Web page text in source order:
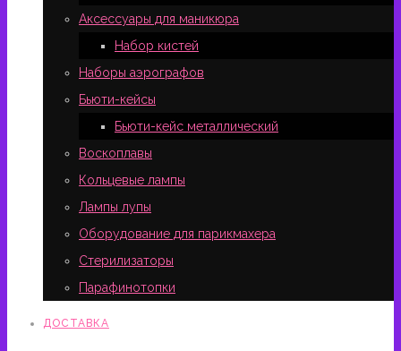
Аксессуары для маникюра
Набор кистей
Наборы аэрографов
Бьюти-кейсы
Бьюти-кейс металлический
Воскоплавы
Кольцевые лампы
Лампы лупы
Оборудование для парикмахера
Стерилизаторы
Парафинотопки
ДОСТАВКА